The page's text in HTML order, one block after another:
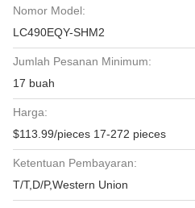
Nomor Model:
LC490EQY-SHM2
Jumlah Pesanan Minimum:
17 buah
Harga:
$113.99/pieces 17-272 pieces
Ketentuan Pembayaran:
T/T,D/P,Western Union